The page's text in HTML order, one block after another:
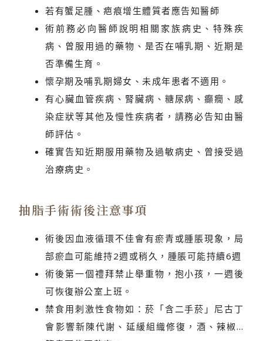
若有蟹足腫、疤痕增生體質者應告知醫師
術前務必向醫師說明相關家族病史、特殊疾
病、曾服用過的藥物、是否在哺乳期、近期是
否準備生育。
懷孕期及哺乳期婦女、未成年患者不適用。
有心臟血管疾病、腎臟病、糖尿病、癲癇、感
染症狀等其他及慢性疾病者，請務必告知由醫
師評估。
確實告知近期服用藥物及過敏病史、曾接受過
治療病史。
抽脂手術術後注意事項
術後因血液循環不佳會有瘀青或腫脹現象，局
部瘀血可能維持2週或稍久，腫脹可能持續6週
術後第一個禮拜禁止舉重物，抱小孩，一週後
可恢復辦公室上班。
禁食用刺激性食物如：菸「含二手菸」尼古丁
會影響新陳代謝、延緩組織修復，酒、辣椒…